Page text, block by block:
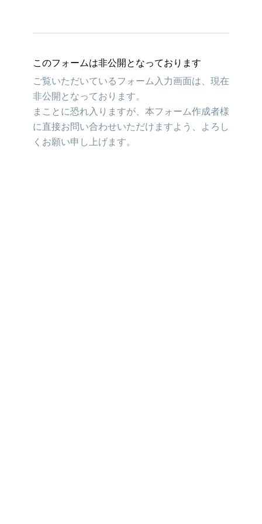
このフォームは非公開となっております
ご覧いただいているフォーム入力画面は、現在
非公開となっております。
まことに恐れ入りますが、本フォーム作成者様
に直接お問い合わせいただけますよう、よろし
くお願い申し上げます。